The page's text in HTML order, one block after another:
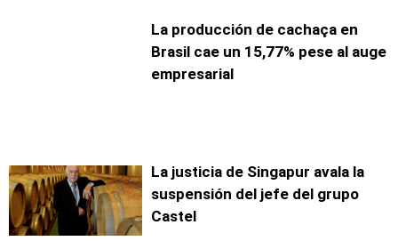
La producción de cachaça en
Brasil cae un 15,77% pese al auge
empresarial
La justicia de Singapur avala la
suspensión del jefe del grupo
Castel